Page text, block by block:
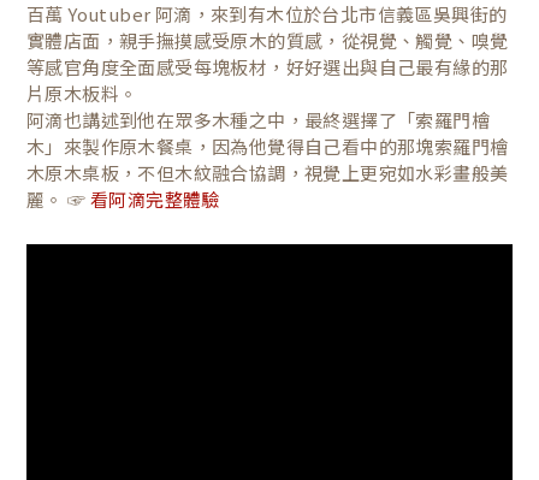
百萬 Youtuber 阿滴，來到有木位於台北市信義區吳興街的
實體店面，親手撫摸感受原木的質感，從視覺、觸覺、嗅覺
等感官角度全面感受每塊板材，好好選出與自己最有緣的那
片原木板料。
阿滴也講述到他在眾多木種之中，最終選擇了「索羅門檜
木」來製作原木餐桌，因為他覺得自己看中的那塊索羅門檜
木原木桌板，不但木紋融合協調，視覺上更宛如水彩畫般美
麗。 ☞ 看阿滴完整體驗